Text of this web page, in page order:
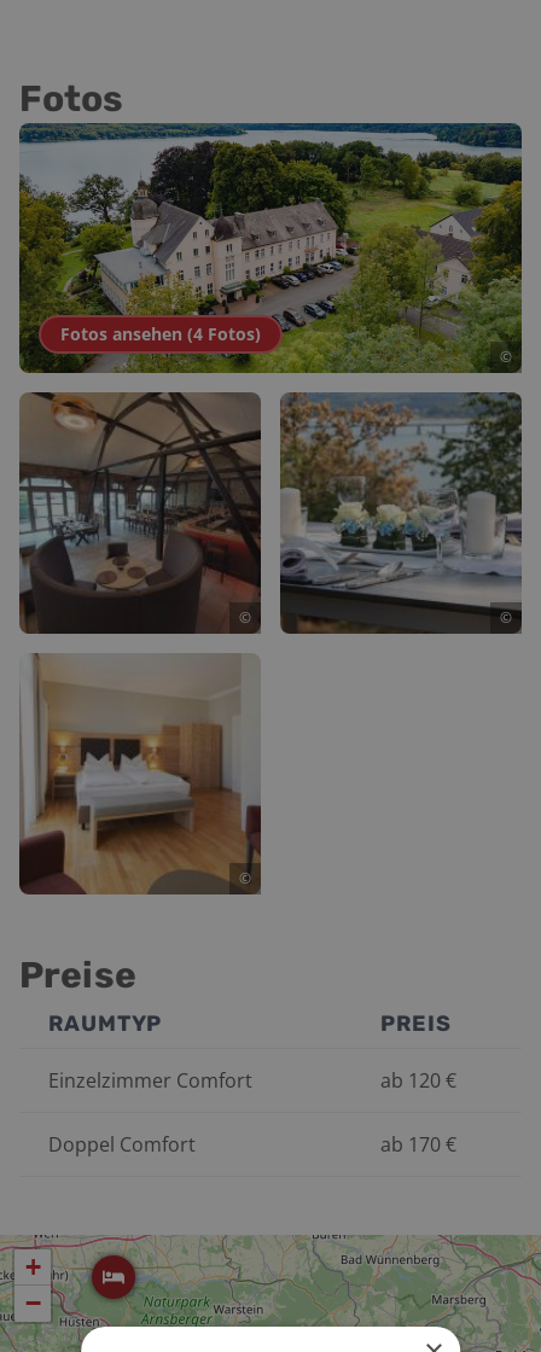
Fotos
©
Fotos ansehen (4 Fotos)
© ©
©
Preise
RAUMTYP PREIS
Einzelzimmer Comfort ab 120€
Doppel Comfort ab 170€
+
−